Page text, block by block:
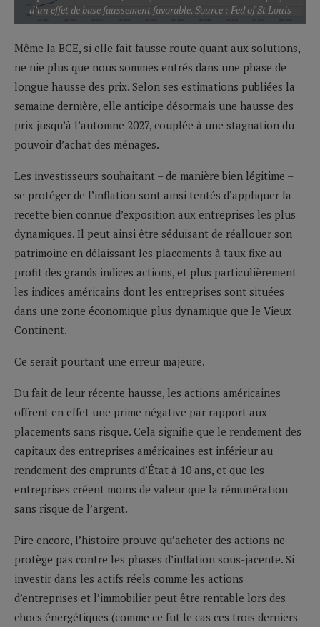
d’un effet de base faussement favorable. Source : Fed of St Louis
Même la BCE, si elle fait fausse route quant aux solutions,
ne nie plus que nous sommes entrés dans une phase de
longue hausse des prix. Selon ses estimations publiées la
semaine dernière, elle anticipe désormais une hausse des
prix jusqu’à l’automne 2027, couplée à une stagnation du
pouvoir d’achat des ménages.
Les investisseurs souhaitant – de manière bien légitime –
se protéger de l’inflation sont ainsi tentés d’appliquer la
recette bien connue d’exposition aux entreprises les plus
dynamiques. Il peut ainsi être séduisant de réallouer son
patrimoine en délaissant les placements à taux fixe au
profit des grands indices actions, et plus particulièrement
les indices américains dont les entreprises sont situées
dans une zone économique plus dynamique que le Vieux
Continent.
Ce serait pourtant une erreur majeure.
Du fait de leur récente hausse, les actions américaines
offrent en effet une prime négative par rapport aux
placements sans risque. Cela signifie que le rendement des
capitaux des entreprises américaines est inférieur au
rendement des emprunts d’État à 10 ans, et que les
entreprises créent moins de valeur que la rémunération
sans risque de l’argent.
Pire encore, l’histoire prouve qu’acheter des actions ne
protège pas contre les phases d’inflation sous-jacente. Si
investir dans les actifs réels comme les actions
d’entreprises et l’immobilier peut être rentable lors des
chocs énergétiques (comme ce fut le cas ces trois derniers